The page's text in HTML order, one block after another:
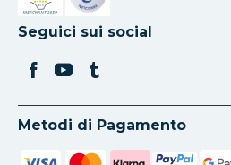
Si apre in una nuova scheda
Si apre in una nuova scheda
Seguici sui social
Metodi di Pagamento